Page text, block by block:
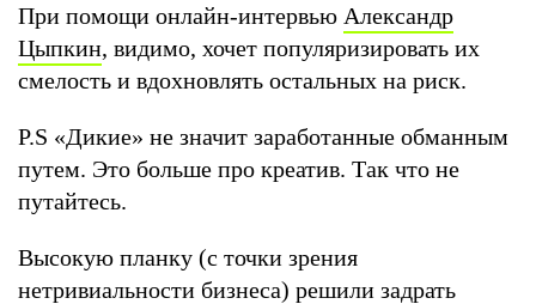
При помощи онлайн-интервью Александр
Цыпкин, видимо, хочет популяризировать их
смелость и вдохновлять остальных на риск.
P.S «Дикие» не значит заработанные обманным
путем. Это больше про креатив. Так что не
путайтесь.
Высокую планку (с точки зрения
нетривиальности бизнеса) решили задрать